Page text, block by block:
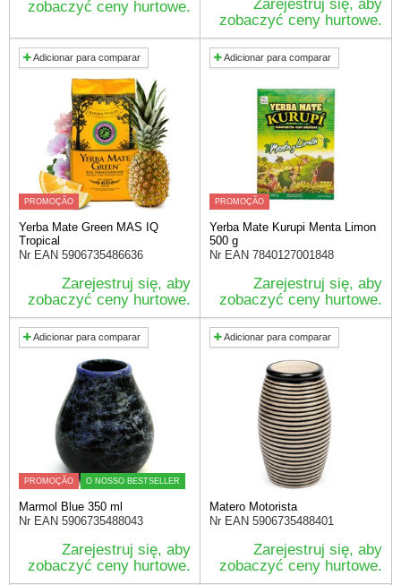
zobaczyć ceny hurtowe.
Zarejestruj się, aby
zobaczyć ceny hurtowe.
Adicionar para comparar
PROMOÇÃO
Yerba Mate Green MAS IQ
Tropical
Nr EAN 5906735486636
Zarejestruj się, aby
zobaczyć ceny hurtowe.
Adicionar para comparar
PROMOÇÃO
Yerba Mate Kurupi Menta Limon
500 g
Nr EAN 7840127001848
Zarejestruj się, aby
zobaczyć ceny hurtowe.
Adicionar para comparar
PROMOÇÃO O NOSSO BESTSELLER
Marmol Blue 350 ml
Nr EAN 5906735488043
Zarejestruj się, aby
zobaczyć ceny hurtowe.
Adicionar para comparar
Matero Motorista
Nr EAN 5906735488401
Zarejestruj się, aby
zobaczyć ceny hurtowe.